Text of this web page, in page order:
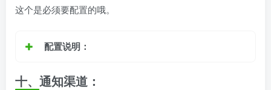
这个是必须要配置的哦。
配置说明：
十、 通知渠道 ：